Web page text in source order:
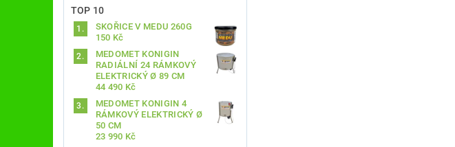
TOP 10
SKOŘICE V MEDU 260G
150 Kč
MEDOMET KONIGIN
RADIÁLNÍ 24 RÁMKOVÝ
ELEKTRICKÝ Ø 89 CM
44 490 Kč
MEDOMET KONIGIN 4
RÁMKOVÝ ELEKTRICKÝ Ø
50 CM
23 990 Kč